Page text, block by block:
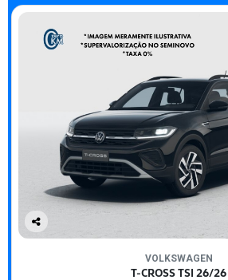
Co
VOLKSWAGEN
T-CROSS TSI 26/26